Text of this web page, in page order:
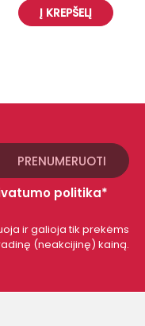
Į KREPŠELĮ
politika*
ir galioja tik prekėms
(neakcijinę) kainą.